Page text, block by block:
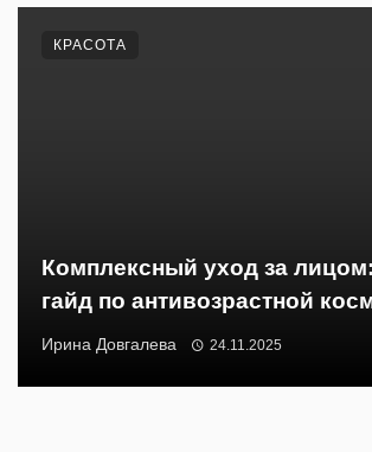
Комплексный уход за
гайд по антивозрастной
Ирина Довгалева 24.11.2025
КРАСОТА